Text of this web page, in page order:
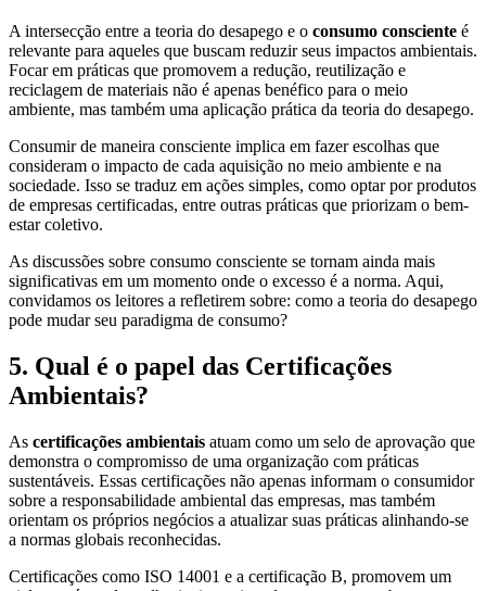
A intersecção entre a teoria do desapego e o consumo consciente é
relevante para aqueles que buscam reduzir seus impactos ambientais.
Focar em práticas que promovem a redução, reutilização e
reciclagem de materiais não é apenas benéfico para o meio
ambiente, mas também uma aplicação prática da teoria do desapego.
Consumir de maneira consciente implica em fazer escolhas que
consideram o impacto de cada aquisição no meio ambiente e na
sociedade. Isso se traduz em ações simples, como optar por produtos
de empresas certificadas, entre outras práticas que priorizam o bem-
estar coletivo.
As discussões sobre consumo consciente se tornam ainda mais
significativas em um momento onde o excesso é a norma. Aqui,
convidamos os leitores a refletirem sobre: como a teoria do desapego
pode mudar seu paradigma de consumo?
5. Qual é o papel das Certificações
Ambientais?
As certificações ambientais atuam como um selo de aprovação que
demonstra o compromisso de uma organização com práticas
sustentáveis. Essas certificações não apenas informam o consumidor
sobre a responsabilidade ambiental das empresas, mas também
orientam os próprios negócios a atualizar suas práticas alinhando-se
a normas globais reconhecidas.
Certificações como ISO 14001 e a certificação B, promovem um